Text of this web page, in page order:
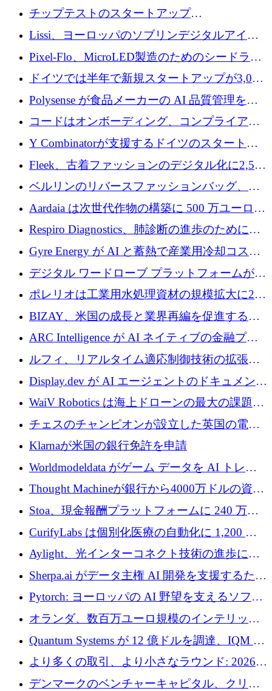
立したAIライティングのスタートアップが
1,300万ドルのシード投資を調達
チップテストのスタートアップ
QuantumDiamondsが株式資金で1,500万ユーロ
を調達
Lissi、ヨーロッパのソブリンデジタルアイデ
ンティティの未来を推進するために350万ユー
ロを調達
Pixel-Flo、MicroLED製造のためのシードラウ
ンドで525万ポンドを獲得
ドイツでは半年で新規スタートアップが3,000
社という記録を目の当たりにし、涙を流すハ
ンブルク
Polysense が食品メーカーの AI 品質管理を拡
張するために 1,070 万ドルを調達
コードはオンボーディング、コンプライアン
ス、支払いを統合するために 640 万ポンドを
Y Combinatorが支援するドイツのスタートア
ップFintoが340万ドルを調達、シリコンバレ
ーではなくミュンヘンを選んだと語る
Fleek、古着ファッションのデジタル化に2,500
万ドルを確保
ベルリンのリバースファッションバッグ、繊
維仕分け規模拡大に7桁の資金調達
Aardaia は次世代作物の構築に 500 万ユーロを
寄付
Respiro Diagnostics、肺診断の進歩のために
100 万ポンドを確保
Gyre Energy が AI と蓄熱で産業用冷却コスト
を削減するために 130 万ドルを調達
デジタル ワードローブ プラットフォームが
1,000 万人のユーザーに到達し、Whering が
700 万ドルを獲得
ポレリオは工業用水処理資材の規模拡大に240
万ユーロを確保
BIZAY、米国の成長と業界再編を促進するた
めに5,500万ドルを確保
ARC Intelligence が AI ネイティブの金融プラ
ットフォームを拡大するために 400 万ユーロ
ルフィ、リアルタイム適応制御技術の拡張に
810万ポンドを確保
Display.dev が AI エージェントのドキュメント
コラボレーションを強化するために 47 万ユー
WaiV Robotics は海上ドローンの最大の課題の
1 つをどのように解決しているか
チェスのチャンピオンが設立した英国の電池
材料スタートアップ TaiSan が 465 万ポンドを
Klarnaが米国の銀行免許を申請
Worldmodeldata がゲーム データを AI トレー
ニングに変えるために 700 万ポンドを獲得
Thought Machineが銀行から4000万ドルの資金
調達、年間収益1億ドルを突破
Stoa、現金報酬プラットフォームに 240 万ド
ルを確保
CurifyLabs は個別化医療の自動化に 1,200 万
ユーロを寄付
Aylight、光インターコネクト技術の進歩に向
けて450万ユーロのプレシードラウンドを終了
Sherpa.ai がデータ主権 AI 開発を支援するため
に 1,800 万ドルを調達
Pytorch: ヨーロッパの AI 野望を支えるソフト
ウェア層
オランダ、数百万ユーロ規模のインテリック
との提携で軍用ドローンにソフトウェアファ
ースト戦略を採用
Quantum Systems が 12 億ドルを調達、IQM が
米国の主要取引所で初の欧州量子企業とな
る、6 月に欧州のスタートアップ資金調達
より多くの取引、より小さなラウンド: 2026
年 6 月に欧州のスタートアップ資金調達
デンマークのベンチャーキャピタル、クリメ